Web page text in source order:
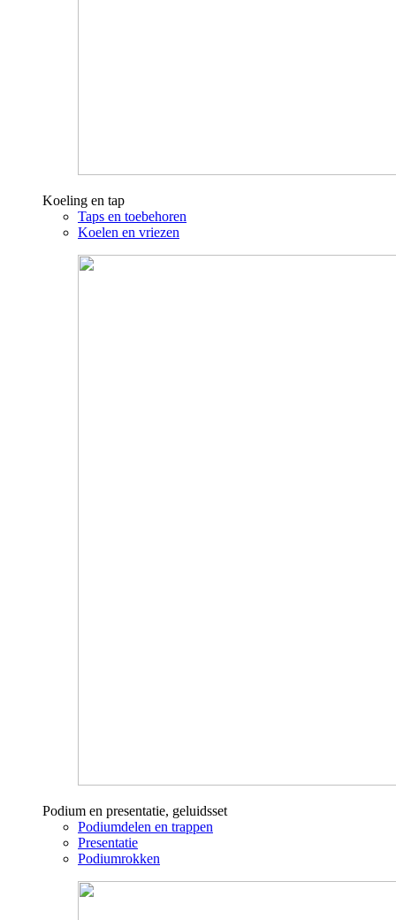
Koeling en tap
Taps en toebehoren
Koelen en vriezen
Podium en presentatie, geluidsset
Podiumdelen en trappen
Presentatie
Podiumrokken